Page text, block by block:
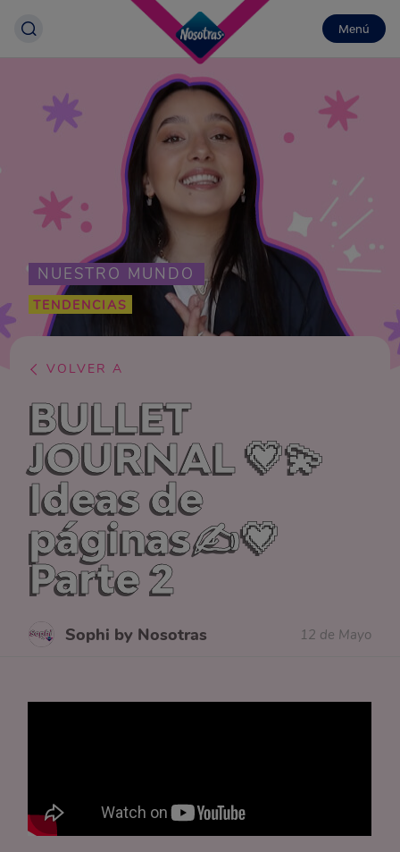
Menú
NUESTRO MUNDO
TENDENCIAS
VOLVER A
BULLET
JOURNAL 💗💫
Ideas de
páginas✍️💗
Parte 2
Sophi by Nosotras 12 de Mayo